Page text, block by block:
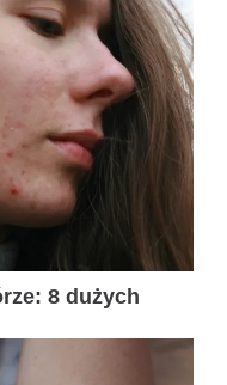
8 dużych